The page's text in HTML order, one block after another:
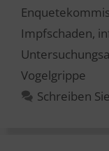
Impfschaden,
Vogelgrippe
Schreiben